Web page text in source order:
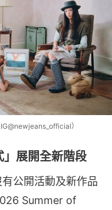
）
展開全新階段
公開活動及新作品
Summer of